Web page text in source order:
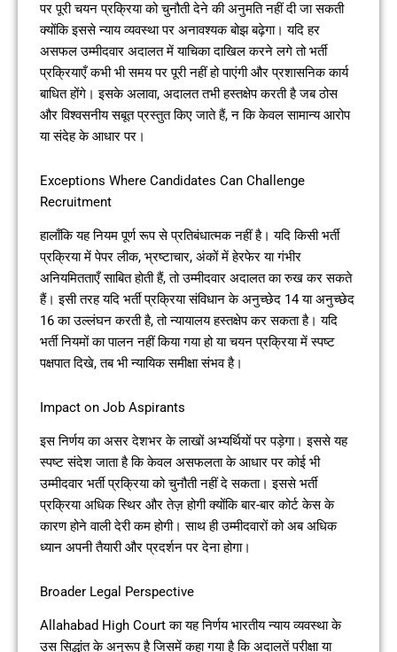
पर पूरी चयन प्रक्रिया को चुनौती देने की अनुमति नहीं दी जा सकती
क्योंकि इससे न्याय व्यवस्था पर अनावश्यक बोझ बढ़ेगा। यदि हर
असफल उम्मीदवार अदालत में याचिका दाखिल करने लगे तो भर्ती
प्रक्रियाएँ कभी भी समय पर पूरी नहीं हो पाएंगी और प्रशासनिक कार्य
बाधित होंगे। इसके अलावा, अदालत तभी हस्तक्षेप करती है जब ठोस
और विश्वसनीय सबूत प्रस्तुत किए जाते हैं, न कि केवल सामान्य आरोप
या संदेह के आधार पर।
Exceptions Where Candidates Can Challenge
Recruitment
हालाँकि यह नियम पूर्ण रूप से प्रतिबंधात्मक नहीं है। यदि किसी भर्ती
प्रक्रिया में पेपर लीक, भ्रष्टाचार, अंकों में हेरफेर या गंभीर
अनियमितताएँ साबित होती हैं, तो उम्मीदवार अदालत का रुख कर सकते
हैं। इसी तरह यदि भर्ती प्रक्रिया संविधान के अनुच्छेद 14 या अनुच्छेद
16 का उल्लंघन करती है, तो न्यायालय हस्तक्षेप कर सकता है। यदि
भर्ती नियमों का पालन नहीं किया गया हो या चयन प्रक्रिया में स्पष्ट
पक्षपात दिखे, तब भी न्यायिक समीक्षा संभव है।
Impact on Job Aspirants
इस निर्णय का असर देशभर के लाखों अभ्यर्थियों पर पड़ेगा। इससे यह
स्पष्ट संदेश जाता है कि केवल असफलता के आधार पर कोई भी
उम्मीदवार भर्ती प्रक्रिया को चुनौती नहीं दे सकता। इससे भर्ती
प्रक्रिया अधिक स्थिर और तेज़ होगी क्योंकि बार-बार कोर्ट केस के
कारण होने वाली देरी कम होगी। साथ ही उम्मीदवारों को अब अधिक
ध्यान अपनी तैयारी और प्रदर्शन पर देना होगा।
Broader Legal Perspective
Allahabad High Court का यह निर्णय भारतीय न्याय व्यवस्था के
उस सिद्धांत के अनुरूप है जिसमें कहा गया है कि अदालतें परीक्षा या